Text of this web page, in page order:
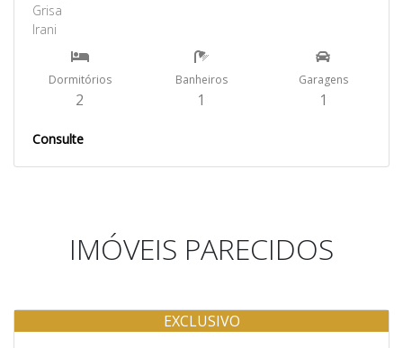
Grisa
Irani
Dormitórios
2
Banheiros
1
Garagens
1
Consulte
IMÓVEIS PARECIDOS
Venda
EXCLUSIVO